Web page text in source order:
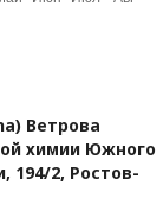
Ветрова
химии Южного
194/2, Ростов-